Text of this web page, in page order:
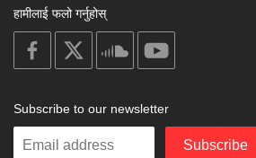
हामीलाई फलो गर्नुहोस्
on
facebook
soundcloud
Subscribe to our newsletter
Enter
Subscribe